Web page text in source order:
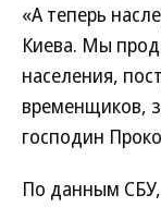
«А теперь
Киева. Мы
населения,
временщиков,
господин
По данным